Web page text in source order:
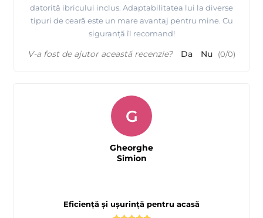
datorită ibricului inclus. Adaptabilitatea lui la diverse
tipuri de ceară este un mare avantaj pentru mine. Cu
siguranță îl recomand!
V-a fost de ajutor această recenzie? Da Nu (0/0)
Eficiență și ușurință pentru acasă
G
Gheorghe
Simion